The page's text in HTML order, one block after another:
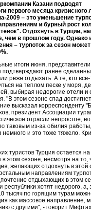
Казани подводят
первого месяца кризисного
2009 – это уменьшение
и бурный рост
Отдохнуть в Турции,
чем в прошлом году. Однако
– турпоток за сезон может
итоги июня, представители
подтверждают ранее
реже отдыхать. А те, кто
на теплом песке у моря,
выбирая недорогие отели и
"В этом сезоне спад
высказал корреспонденту
президент Ассоциации
отрасли непростое,
таковым из-за обилия работы,
и это тоже тяжело.
туристов Турция остается
этом сезоне, несмотря на то,
желающих отдохнуть в этой
направлениям
отдыхающих в этом
хотят недорого, а,
тысяч по горящим турам
как массовое направление,
с другими", - говорит